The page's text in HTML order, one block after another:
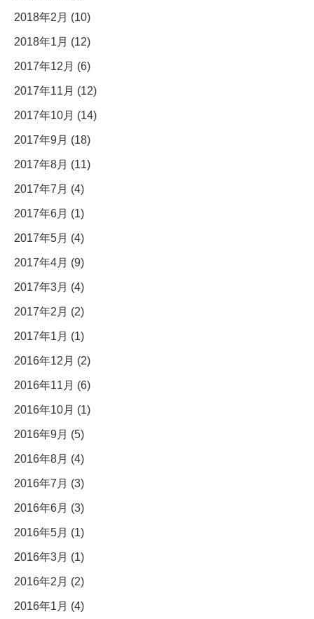
2018年2月 (10)
2018年1月 (12)
2017年12月 (6)
2017年11月 (12)
2017年10月 (14)
2017年9月 (18)
2017年8月 (11)
2017年7月 (4)
2017年6月 (1)
2017年5月 (4)
2017年4月 (9)
2017年3月 (4)
2017年2月 (2)
2017年1月 (1)
2016年12月 (2)
2016年11月 (6)
2016年10月 (1)
2016年9月 (5)
2016年8月 (4)
2016年7月 (3)
2016年6月 (3)
2016年5月 (1)
2016年3月 (1)
2016年2月 (2)
2016年1月 (4)